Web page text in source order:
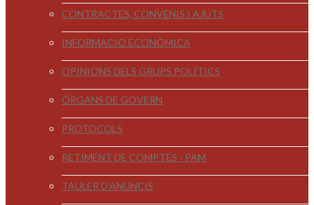
CONTRACTES, CONVENIS I AJUTS
INFORMACIÓ ECONÒMICA
OPINIONS DELS GRUPS POLÍTICS
ÒRGANS DE GOVERN
PROTOCOLS
RETIMENT DE COMPTES - PAM
TAULER D'ANUNCIS